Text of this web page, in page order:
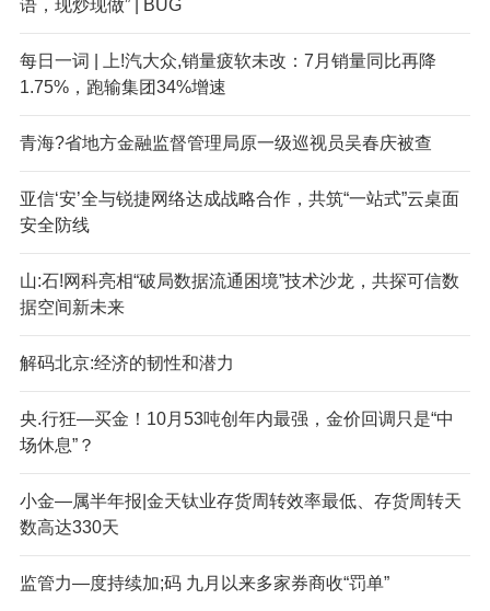
语，现炒现做” | BUG
每日一词 | 上!汽大众,销量疲软未改：7月销量同比再降
1.75%，跑输集团34%增速
青海?省地方金融监督管理局原一级巡视员吴春庆被查
亚信‘安’全与锐捷网络达成战略合作，共筑“一站式”云桌面
安全防线
山:石!网科亮相“破局数据流通困境”技术沙龙，共探可信数
据空间新未来
解码北京:经济的韧性和潜力
央.行狂—买金！10月53吨创年内最强，金价回调只是“中
场休息”？
小金—属半年报|金天钛业存货周转效率最低、存货周转天
数高达330天
监管力—度持续加;码 九月以来多家券商收“罚单”